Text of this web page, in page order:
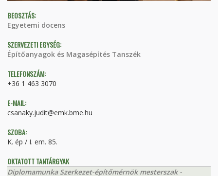
BEOSZTÁS:
Egyetemi docens
SZERVEZETI EGYSÉG:
Építőanyagok és Magasépítés Tanszék
TELEFONSZÁM:
+36 1 463 3070
E-MAIL:
csanaky.judit@emk.bme.hu
SZOBA:
K. ép / I. em. 85.
OKTATOTT TANTÁRGYAK
Diplomamunka Szerkezet-építőmérnök mesterszak -